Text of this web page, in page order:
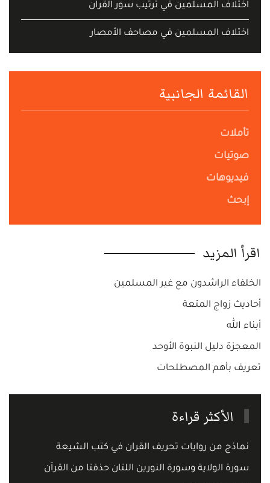
اختلاف المسلمين في ترتيب سور القران
اختلاف المسلمين في مصاحف الأمصار
القائمة الجانبية
تأملات
صوتيات
فيديوهات
إبحث
اقرأ المزيد
الخلفاء الراشدون مع غير المسلمين
أحاديث زواج المتعة
أبناء الله
المعجزة دليل النبوة الأوحد
تعريف بأهم المصطلحات
الأكثر قراءة
نماذج من روايات تحريف القران في كتب الشيعة
سورة الولاية وسورة النورين اللتان حذفتا من القرآن